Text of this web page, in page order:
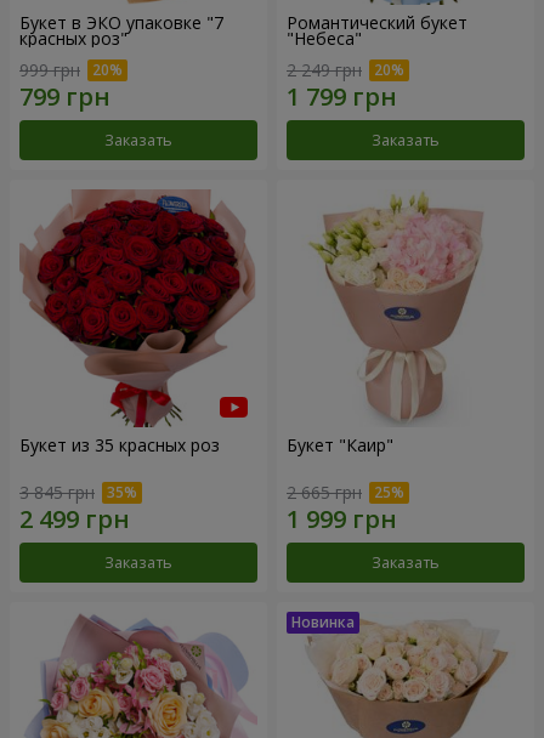
Букет в ЭКО упаковке "7
красных роз"
999 грн
Заказать
Романтический букет
"Небеса"
2 249 грн
Заказать
Букет из 35 красных роз
3 845 грн
Заказать
Букет "Каир"
2 665 грн
Заказать